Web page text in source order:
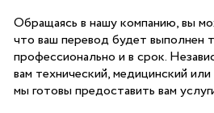
Обращаясь в нашу компанию, вы
что ваш перевод будет выполнен
профессионально и в срок.
вам технический, медицинский
мы готовы предоставить вам